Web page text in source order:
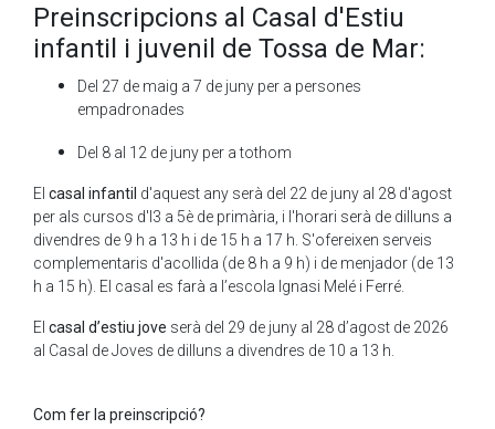
Preinscripcions al Casal d'Estiu
infantil i juvenil de Tossa de Mar:
Del 27 de maig a 7 de juny per a persones
empadronades
Del 8 al 12 de juny per a tothom
El casal infantil d'aquest any serà del 22 de juny al 28 d'agost
per als cursos d'I3 a 5è de primària, i l'horari serà de dilluns a
divendres de 9 h a 13 h i de 15 h a 17 h. S'ofereixen serveis
complementaris d'acollida (de 8 h a 9 h) i de menjador (de 13
h a 15 h). El casal es farà a l’escola Ignasi Melé i Ferré.
El casal d’estiu jove serà del 29 de juny al 28 d’agost de 2026
al Casal de Joves de dilluns a divendres de 10 a 13 h.
Com fer la preinscripció?